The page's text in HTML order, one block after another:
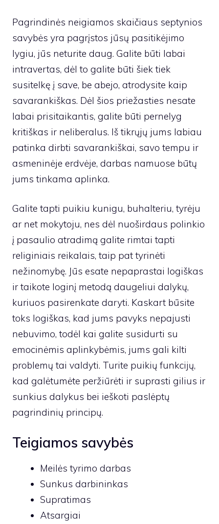
Pagrindinės neigiamos skaičiaus septynios
savybės yra pagrįstos jūsų pasitikėjimo
lygiu, jūs neturite daug. Galite būti labai
intravertas, dėl to galite būti šiek tiek
susitelkę į save, be abejo, atrodysite kaip
savarankiškas. Dėl šios priežasties nesate
labai prisitaikantis, galite būti pernelyg
kritiškas ir neliberalus. Iš tikrųjų jums labiau
patinka dirbti savarankiškai, savo tempu ir
asmeninėje erdvėje, darbas namuose būtų
jums tinkama aplinka.
Galite tapti puikiu kunigu, buhalteriu, tyrėju
ar net mokytoju, nes dėl nuoširdaus polinkio
į pasaulio atradimą galite rimtai tapti
religiniais reikalais, taip pat tyrinėti
nežinomybę. Jūs esate nepaprastai logiškas
ir taikote loginį metodą daugeliui dalykų,
kuriuos pasirenkate daryti. Kaskart būsite
toks logiškas, kad jums pavyks nepajusti
nebuvimo, todėl kai galite susidurti su
emocinėmis aplinkybėmis, jums gali kilti
problemų tai valdyti. Turite puikių funkcijų,
kad galėtumėte peržiūrėti ir suprasti gilius ir
sunkius dalykus bei ieškoti paslėptų
pagrindinių principų.
Teigiamos savybės
Meilės tyrimo darbas
Sunkus darbininkas
Supratimas
Atsargiai